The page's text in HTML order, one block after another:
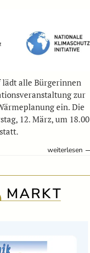
alle Bürgerinnen
zur
ein. Die
12. März, um 18.00
weiterlesen